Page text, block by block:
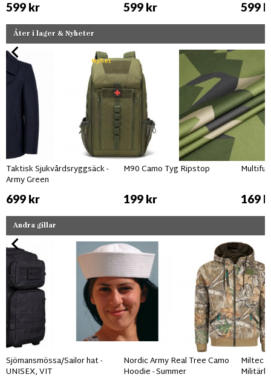
599 kr 599 kr 599
Åter i lager & Nyheter
Nyhet
Taktisk Sjukvårdsryggsäck -
Army Green
699 kr
M90 Camo Tyg Ripstop
199 kr 169
Andra gillar
Sjömansmössa/Sailor hat -
UNISEX, VIT
Nordic Army Real Tree Camo
Hoodie - Summer
Miltec